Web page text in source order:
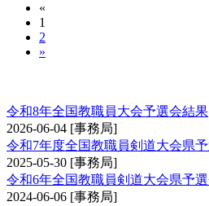
«
1
2
»
令和8年全国教職員大会予選会結果
2026-06-04 [事務局]
令和7年度全国教職員剣道大会県
2025-05-30 [事務局]
令和6年全国教職員剣道大会県予
2024-06-06 [事務局]